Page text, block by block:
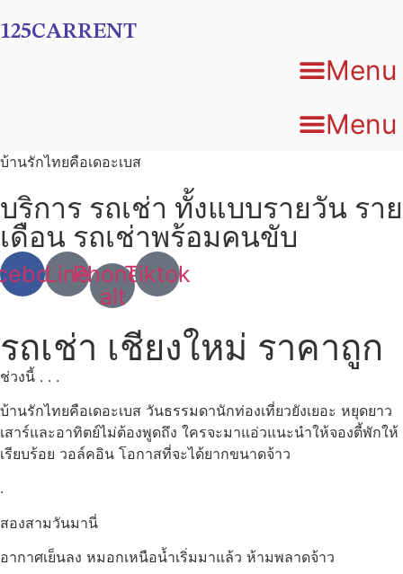
to
125CARRENT
Menu
Menu
บ้านรักไทยคือเดอะเบส
บริการ รถเช่า ทั้งแบบรายวัน ราย
เดือน รถเช่าพร้อมคนขับ
LinePhone-
alt
Tiktok
รถเช่า เชียงใหม่ ราคาถูก
ช่วงนี้ . . .
บ้านรักไทยคือเดอะเบส วันธรรมดานักท่องเที่ยวยังเยอะ หยุดยาว
เสาร์และอาทิตย์ไม่ต้องพูดถึง ใครจะมาแอ่วแนะนำให้จองตี้พักให้
เรียบร้อย วอล์คอิน โอกาสที่จะได้ยากขนาดจ้าว
.
สองสามวันมานี่
อากาศเย็นลง หมอกเหนือน้ำเริ่มมาแล้ว ห้ามพลาดจ้าว